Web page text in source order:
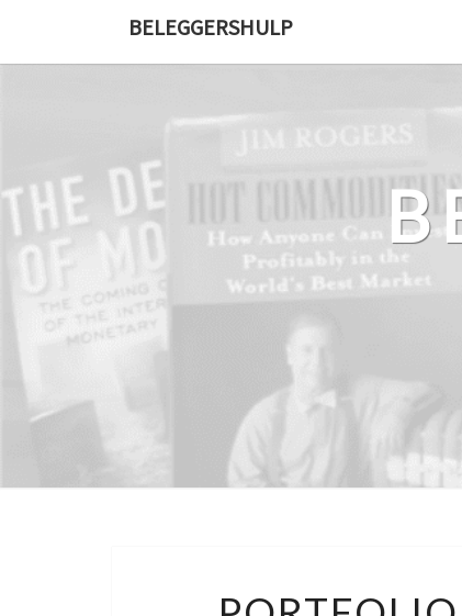
BELEGGERSHULP